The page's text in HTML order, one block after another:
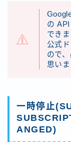
の
できま
公式
ので
思いま
一時停止
ANGED)